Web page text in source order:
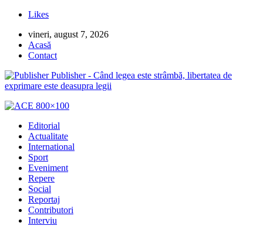
Likes
vineri, august 7, 2026
Acasă
Contact
Publisher - Când legea este strâmbă, libertatea de
exprimare este deasupra legii
Editorial
Actualitate
International
Sport
Eveniment
Repere
Social
Reportaj
Contributori
Interviu